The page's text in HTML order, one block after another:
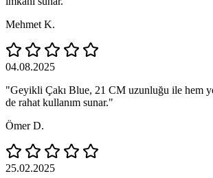
Mehmet K.
04.08.2025
"Geyikli Çakı Blue, 21 CM uzunluğu ile hem
de rahat kullanım sunar."
Ömer D.
25.02.2025